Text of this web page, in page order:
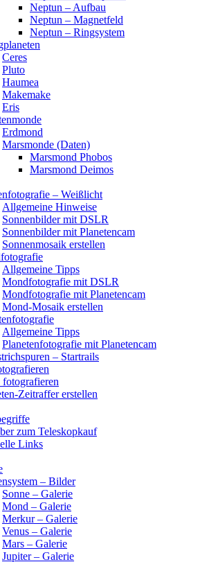
Neptun – Aufbau
Neptun – Magnetfeld
Neptun – Ringsystem
Ceres
Pluto
Haumea
Makemake
Eris
Erdmond
Marsmonde (Daten)
Marsmond Phobos
Marsmond Deimos
– Weißlicht
Allgemeine Hinweise
Sonnenbilder mit DSLR
Sonnenbilder mit Planetencam
Sonnenmosaik erstellen
Allgemeine Tipps
Mondfotografie mit DSLR
Mondfotografie mit Planetencam
Mond-Mosaik erstellen
Allgemeine Tipps
Planetenfotografie mit Planetencam
– Startrails
Zeitraffer erstellen
zum Teleskopkauf
Links
– Bilder
Sonne – Galerie
Mond – Galerie
Merkur – Galerie
Venus – Galerie
Mars – Galerie
Jupiter – Galerie